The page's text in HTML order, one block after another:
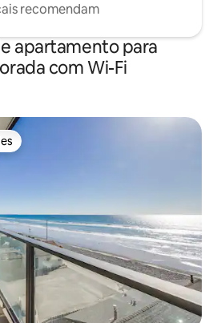
recomendam
apartamento para
com Wi-Fi